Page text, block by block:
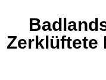
Zerklüftete